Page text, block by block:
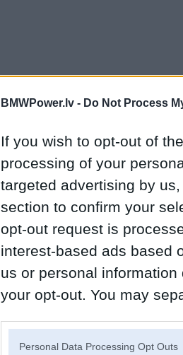
BMWPower.lv - Do Not Process
If you wish to opt-out of
processing of your
targeted advertising by
section to confirm your
opt-out request is
interest-based ads based
us or personal
your opt-out. You may
Personal Data Processing Opt Outs